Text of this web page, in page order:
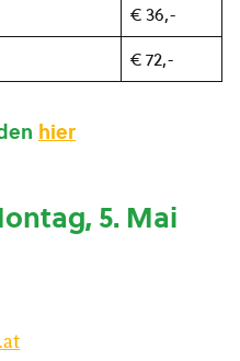
€ 36,-
€ 72,-
hier
5. Mai